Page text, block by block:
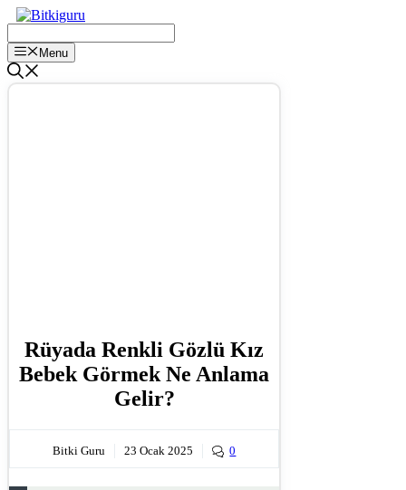
İçeriğe
Menu
Rüyada Renkli Gözlü Kız
Bebek Görmek Ne Anlama
Gelir?
Bitki Guru 23 Ocak 2025 0